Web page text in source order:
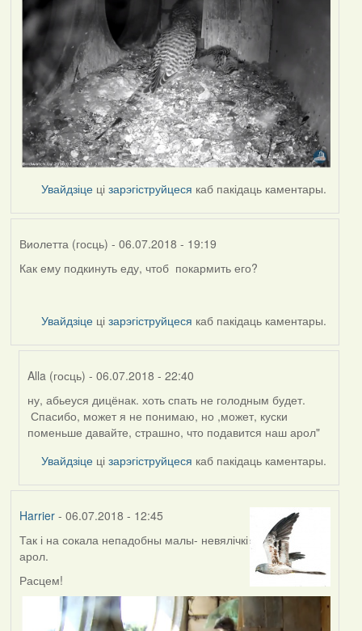
Увайдзіце цізарэгіструйцеся каб пакідаць каментары.
Виолетта (госць) - 06.07.2018 - 19:19
Как ему подкинуть еду, чтоб покармить его?
Увайдзіце цізарэгіструйцеся каб пакідаць каментары.
Alla (госць) - 06.07.2018 - 22:40
In
reply
to
Виолетта
(госць)
ну, абьеуся дицёнак. хоть спать не голодным будет.
Спасибо, может я не понимаю, но ,может, куски
поменьше давайте, страшно, что подавится наш арол"
Увайдзіце цізарэгіструйцеся каб пакідаць каментары.
Harrier- 06.07.2018 - 12:45
Так і на сокала непадобны малы- невялічкі
арол.
Расцем!